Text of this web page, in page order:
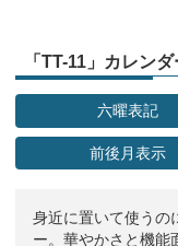
「TT-11」カレン
六曜表記
前後月表示
身近に置いて使うの
ー。華やかさと機能